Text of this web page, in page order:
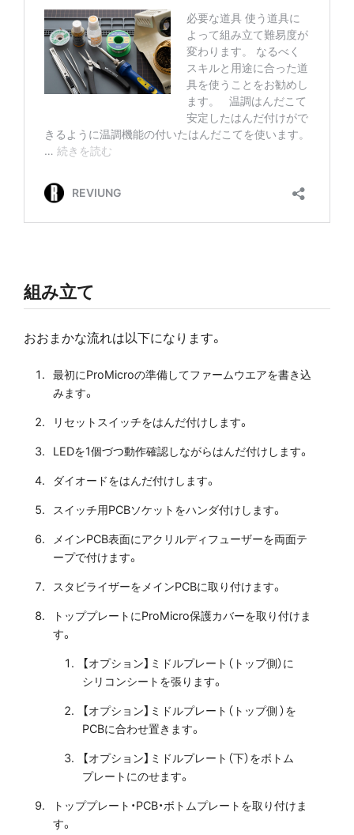
組み立て
おおまかな流れは以下になります。
最初にProMicroの準備してファームウエアを書き込
みます。
リセットスイッチをはんだ付けします。
LEDを1個づつ動作確認しながらはんだ付けします。
ダイオードをはんだ付けします。
スイッチ用PCBソケットをハンダ付けします。
メインPCB表面にアクリルディフューザーを両面テ
ープで付けます。
スタビライザーをメインPCBに取り付けます。
トッププレートにProMicro保護カバーを取り付けま
す。
【オプション】ミドルプレート（トップ側）に
シリコンシートを張ります。
【オプション】ミドルプレート（トップ側）を
PCBに合わせ置きます。
【オプション】ミドルプレート（下）をボトム
プレートにのせます。
トッププレート・PCB・ボトムプレートを取り付けま
す。